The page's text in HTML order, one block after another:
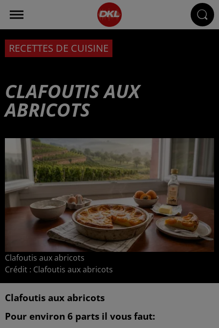
RECETTES DE CUISINE
CLAFOUTIS AUX
ABRICOTS
Clafoutis aux abricots
Crédit : Clafoutis aux abricots
Clafoutis aux abricots
Pour environ 6 parts il vous faut: